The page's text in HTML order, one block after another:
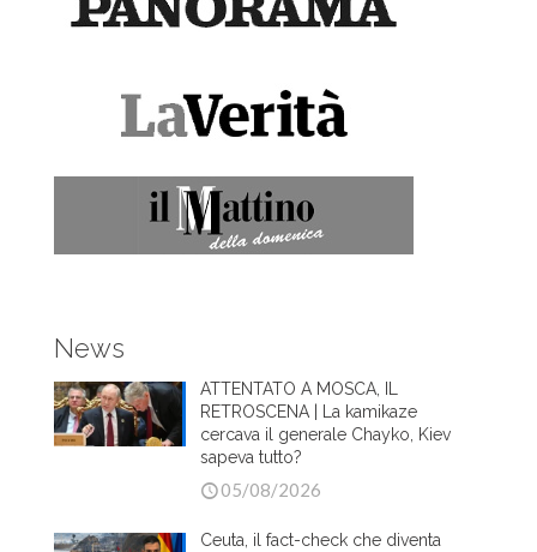
News
ATTENTATO A MOSCA, IL
RETROSCENA | La kamikaze
cercava il generale Chayko, Kiev
sapeva tutto?
05/08/2026
Ceuta, il fact-check che diventa